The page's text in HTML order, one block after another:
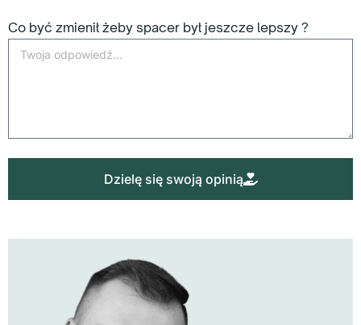
Co być zmienił żeby spacer był jeszcze lepszy ?
Dzielę się swoją opinią